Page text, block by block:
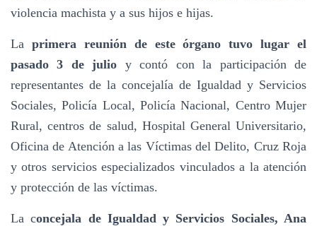
violencia machista y a sus hijos e hijas.
La primera reunión de este órgano tuvo lugar el
pasado 3 de julio y contó con la participación de
representantes de la concejalía de Igualdad y Servicios
Sociales, Policía Local, Policía Nacional, Centro Mujer
Rural, centros de salud, Hospital General Universitario,
Oficina de Atención a las Víctimas del Delito, Cruz Roja
y otros servicios especializados vinculados a la atención
y protección de las víctimas.
La concejala de Igualdad y Servicios Sociales, Ana